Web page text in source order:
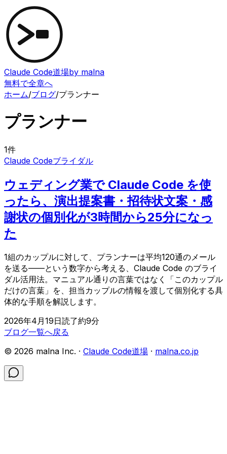
Claude Code道場by malna
無料で全章へ
ホーム/ブログ/プランナー
プランナー
1件
Claude Codeブライダル
ウェディング業で Claude Code を使
ったら、演出提案書・招待状文案・感
謝状の個別化が3時間から25分になっ
た
1組のカップルに対して、プランナーは平均120通のメール
を送る——という数字から考える、Claude Code のブライ
ダル活用法。マニュアル通りの言葉ではなく「このカップル
だけの言葉」を、担当カップルの情報を渡して個別化する具
体的な手順を解説します。
2026年4月19日読了約9分
ブログ一覧へ戻る
© 2026 malna Inc. · Claude Code道場 · malna.co.jp